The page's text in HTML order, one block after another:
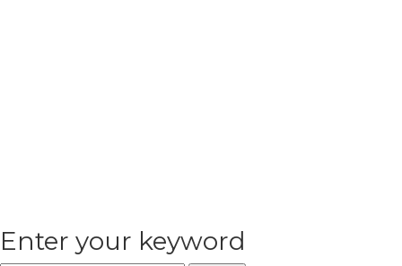
Enter your keyword